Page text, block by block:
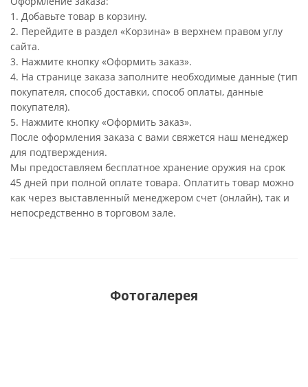
1. Добавьте товар в корзину.
2. Перейдите в раздел «Корзина» в верхнем правом углу
сайта.
3. Нажмите кнопку «Оформить заказ».
4. На странице заказа заполните необходимые данные (тип
покупателя, способ доставки, способ оплаты, данные
покупателя).
5. Нажмите кнопку «Оформить заказ».
После оформления заказа с вами свяжется наш менеджер
для подтверждения.
Мы предоставляем бесплатное хранение оружия на срок
45 дней при полной оплате товара. Оплатить товар можно
как через выставленный менеджером счет (онлайн), так и
непосредственно в торговом зале.
Фотогалерея